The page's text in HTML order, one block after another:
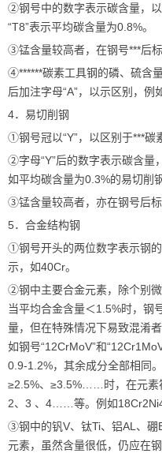
②钢号中的数字表示碳含量，
“T8”表示平均碳含量为0.8%。
③锰含量较高者，在钢号***后标
④******碳素工具钢的磷、硫含
后加注字母“A”，以示区别，例
4．易切削钢
①钢号冠以“Y”，以区别于***碳
②字母“Y”后的数字表示碳含
如平均碳含量为0.3%的易切削
③锰含量较高者，亦在钢号后标
5．合金结构钢
①钢号开头的两位数字表示钢
示，如40Cr。
②钢中主要合金元素，除个别微
当平均合金含量＜1.5%时，钢
量，但在特殊情况下易致混淆
如钢号“12CrMoV”和
0.9-1.2%，其余成分全部相同
≥2.5%、≥3.5%……时，在元素
2、3 、4……等。例如
③钢中的钒V、钛Ti、铝AL、硼
元素，虽然含量很低，仍应在